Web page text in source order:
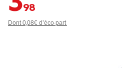
Dont 0,08€ d’éco-part